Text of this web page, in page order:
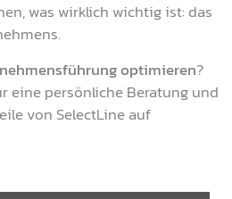
was wirklich wichtig ist: das
optimieren?
eine persönliche Beratung und
von SelectLine auf